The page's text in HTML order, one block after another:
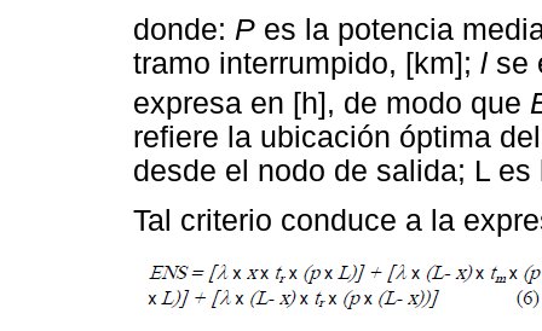
donde: P es la potencia
tramo interrumpido, [km]; l se
expresa en [h], de modo que
refiere la ubicación óptima
desde el nodo de salida; L
Tal criterio conduce a la